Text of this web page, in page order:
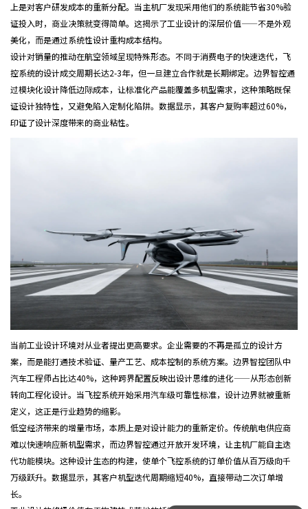
上是对客户研发成本的重新分配。当主机厂发现采用他们的系统能节省30%验
证投入时，商业决策就变得简单。这揭示了工业设计的深层价值——不是外观
美化，而是通过系统性设计重构成本结构。
设计对销量的推动在航空领域呈现特殊形态。不同于消费电子的快速迭代，飞
控系统的设计成交周期长达2-3年，但一旦建立合作就是长期绑定。边界智控通
过模块化设计降低边际成本，让标准化产品能覆盖多机型需求，这种策略既保
证设计独特性，又避免陷入定制化陷阱。数据显示，其客户复购率超过60%，
印证了设计深度带来的商业粘性。
当前工业设计环境对从业者提出更高要求。企业需要的不再是孤立的设计方
案，而是能打通技术验证、量产工艺、成本控制的系统方案。边界智控团队中
汽车工程师占比达40%，这种跨界配置反映出设计思维的进化——从形态创新
转向工程化设计。当飞控系统开始采用汽车级可靠性标准，设计边界就被重新
定义，这正是行业趋势的缩影。
低空经济带来的增量市场，本质上是对设计能力的重新定价。传统航电供应商
难以快速响应新机型需求，而边界智控通过开放开发环境，让主机厂能自主迭
代功能模块。这种设计生态的构建，使单个飞控系统的订单价值从百万级向千
万级跃升。数据显示，其客户机型迭代周期缩短40%，直接带动二次订单增
长。